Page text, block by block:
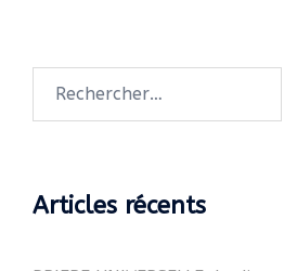
Articles récents